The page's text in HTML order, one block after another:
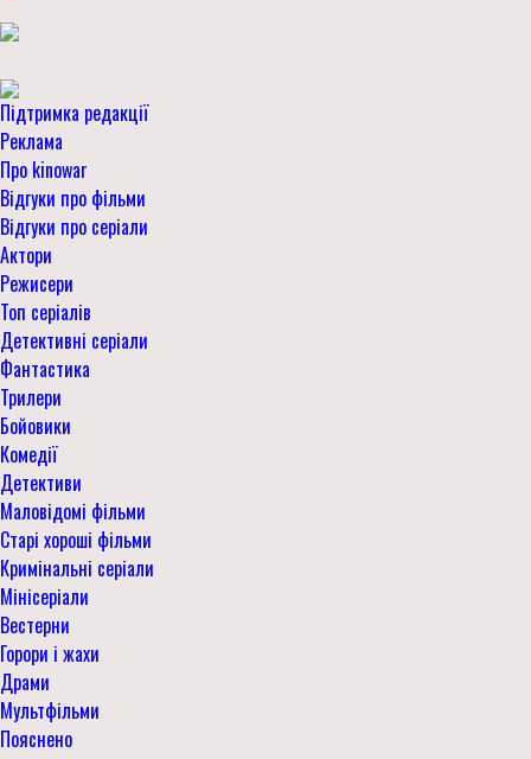
Підтримка редакції
Реклама
Про kinowar
Відгуки про фільми
Відгуки про серіали
Актори
Режисери
Топ серіалів
Детективні серіали
Фантастика
Трилери
Бойовики
Комедії
Детективи
Маловідомі фільми
Старі хороші фільми
Кримінальні серіали
Мінісеріали
Вестерни
Горори і жахи
Драми
Мультфільми
Пояснено